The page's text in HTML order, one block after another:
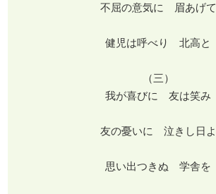
不屈の意気に 眉あげて
健児は呼べり 北高と
（三）
我が喜びに 友は笑み
友の憂いに 泣きし日よ
思い出つきぬ 学舎を